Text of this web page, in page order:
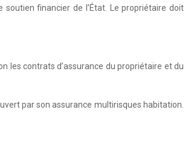
financier de l’État. Le propriétaire doit
les contrats d’assurance du propriétaire et du
par son assurance multirisques habitation.